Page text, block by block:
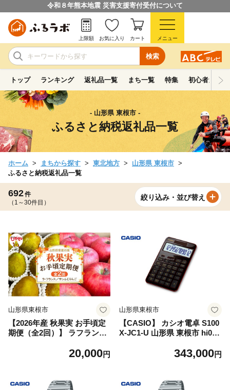
令和８年熊本地震 災害支援寄付受付について
検索
上限額 お気に入り カート メニュー
トップ ランキング 返礼品一覧 まち一覧 特集 初心者ガイド
- 山形県 東根市 -
ふるさと納税返礼品一覧
ホーム まちから探す 東北地方
山形県 東根市
ふるさと納税返礼品一覧
692件
（1～30件目）
絞り込み・並び替え
山形県東根市
【2026年産 秋果実 お手頃定
期便（全2回）】 ラフラン
山形県 東根市 FMS提供 hi07
ご 人気 産地直送 特産品
20,000円
山形県東根市
【CASIO】 カシオ電卓 S100
X-JC1-U 山形県 東根市 hi011
343,000円